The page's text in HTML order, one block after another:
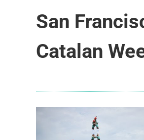
San
Catalan